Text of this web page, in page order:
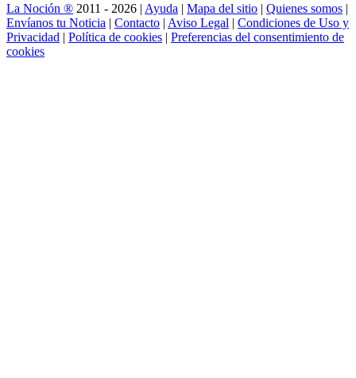
La Noción ® 2011 - 2026 | Ayuda | Mapa del sitio | Quienes somos |
Envíanos tu Noticia | Contacto | Aviso Legal | Condiciones de Uso y
Privacidad | Política de cookies | Preferencias del consentimiento de
cookies